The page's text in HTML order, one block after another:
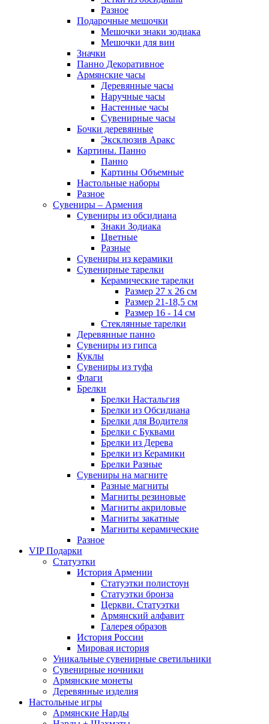
Разное
Подарочные мешочки
Мешочки знаки зодиака
Мешочки для вин
Значки
Панно Декоративное
Армянские часы
Деревянные часы
Наручные часы
Настенные часы
Сувенирные часы
Бочки деревянные
Эксклюзив Аракс
Картины. Панно
Панно
Картины Объемные
Настольные наборы
Разное
Сувениры – Армения
Сувениры из обсидиана
Знаки Зодиака
Цветные
Разные
Сувениры из керамики
Сувенирные тарелки
Керамические тарелки
Размер 27 х 26 см
Размер 21-18,5 см
Размер 16 - 14 см
Стеклянные тарелки
Деревянные панно
Сувениры из гипса
Куклы
Сувениры из туфа
Флаги
Брелки
Брелки Настальгия
Брелки из Обсидиана
Брелки для Водителя
Брелки с Буквами
Брелки из Дерева
Брелки из Керамики
Брелки Разные
Сувениры на магните
Разные магниты
Магниты резиновые
Магниты акриловые
Магниты закатные
Магниты керамические
Разное
VIP Подарки
Статуэтки
История Армении
Статуэтки полистоун
Статуэтки бронза
Церкви. Статуэтки
Армянский алфавит
Галерея образов
История России
Мировая история
Уникальные сувенирные светильники
Сувенирные ночники
Армянские монеты
Деревянные изделия
Настольные игры
Армянские Нарды